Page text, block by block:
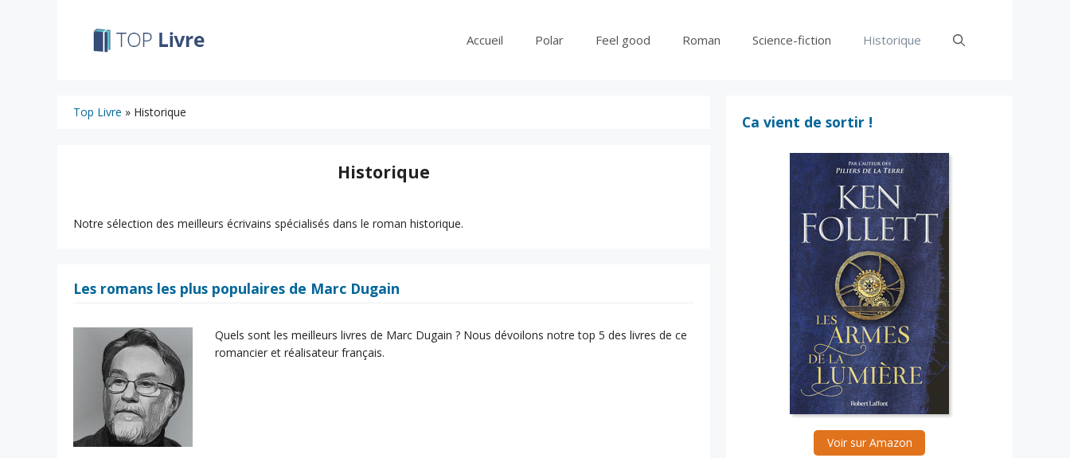
Accueil Polar Feel good Roman Science-fiction Historique
Top Livre » Historique
Historique
Notre sélection des meilleurs écrivains spécialisés dans le roman historique.
Les romans les plus populaires de Marc Dugain
Quels sont les meilleurs livres de Marc Dugain ? Nous dévoilons notre top 5 des livres de ce
romancier et réalisateur français.
Ca vient de sortir !
Voir sur Amazon